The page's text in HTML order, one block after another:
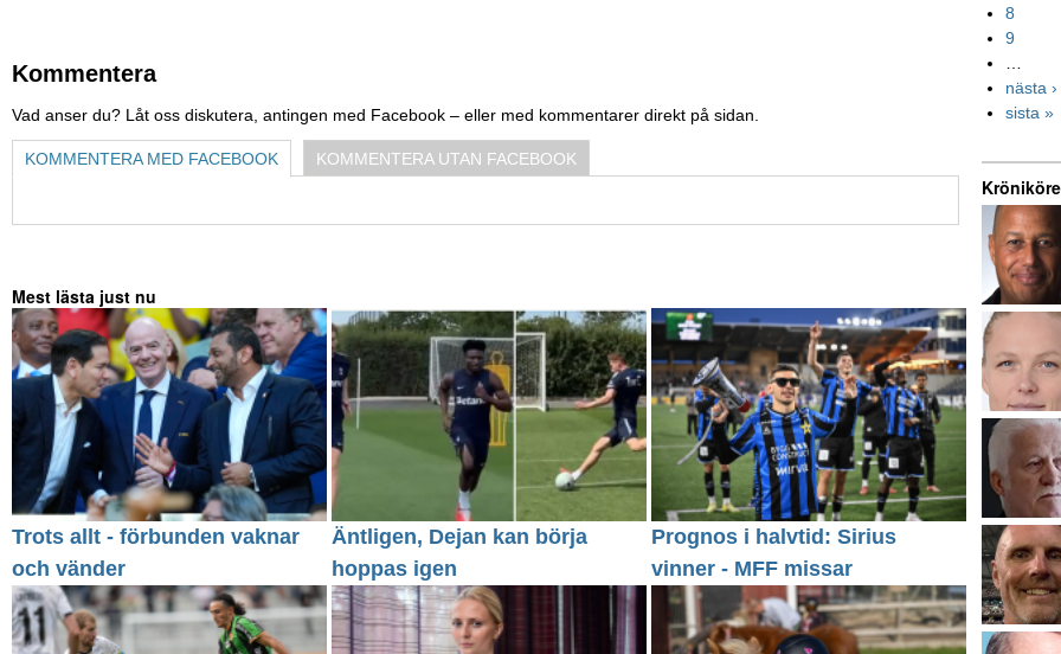
Kommentera
Vad anser du? Låt oss diskutera, antingen med Facebook – eller med kommentarer direkt på sidan.
KOMMENTERA MED FACEBOOK KOMMENTERA UTAN FACEBOOK
Mest lästa just nu
Trots allt - förbunden vaknar
och vänder
Äntligen, Dejan kan börja
hoppas igen
Prognos i halvtid: Sirius
vinner - MFF missar
8
9
…
nästa ›
sista »